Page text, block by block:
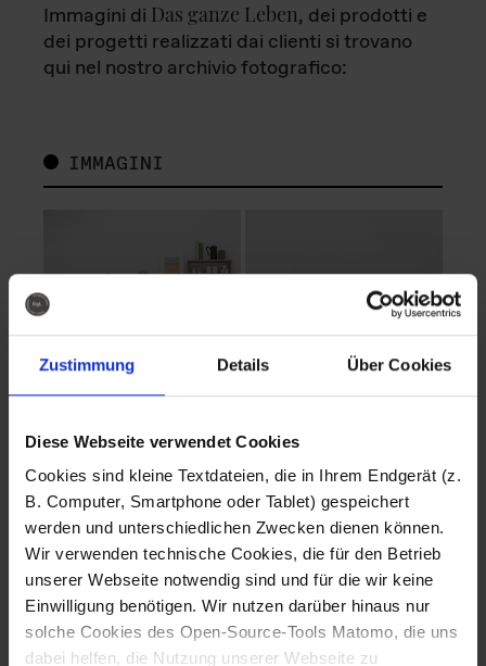
Zustimmung Details Über Cookies
Diese Webseite verwendet Cookies
Cookies sind kleine Textdateien, die in Ihrem Endgerät (z.
B. Computer, Smartphone oder Tablet) gespeichert
werden und unterschiedlichen Zwecken dienen können.
Wir verwenden technische Cookies, die für den Betrieb
unserer Webseite notwendig sind und für die wir keine
Einwilligung benötigen. Wir nutzen darüber hinaus nur
solche Cookies des Open-Source-Tools Matomo, die uns
dabei helfen, die Nutzung unserer Webseite zu
Immagini di Das ganze Leben, dei prodotti e
dei progetti realizzati dai clienti si trovano
qui nel nostro archivio fotografico:
IMMAGINI
Fotografo: Lorenz
Sternbach
Download
Fotografo: Lorenz
Sternbach
Download